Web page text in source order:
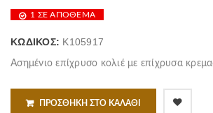
1 ΣΕ ΑΠΌΘΕΜΑ
ΚΩΔΙΚΌΣ: K105917
Ασημένιο επίχρυσο κολιέ με επίχρυσα
ΠΡΟΣΘΉΚΗ ΣΤΟ ΚΑΛΆΘΙ